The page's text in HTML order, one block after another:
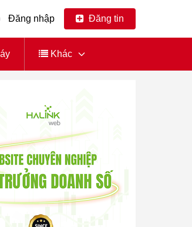
Đăng nhập Đăng tin
Khác